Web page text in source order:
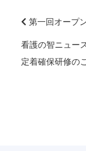
前
後
第一回オープ
看護の智ニュー
定着確保研修の